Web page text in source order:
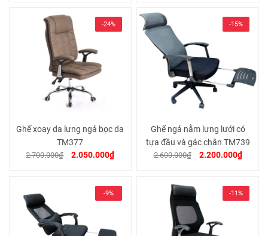
Ghế xoay da lưng ngả bọc da
TM377
2.700.000₫ 2.050.000₫
-24%
Ghế ngả nằm lưng lưới có
tựa đầu và gác chân TM739
2.600.000₫ 2.200.000₫
-15%
-9% -11%